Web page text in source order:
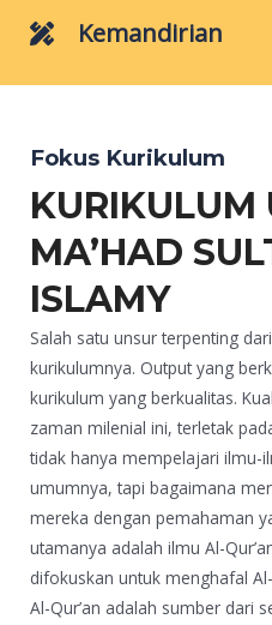
Kemandirian
Fokus Kurikulum
KURIKULUM
MA’HAD
ISLAMY
Salah satu unsur terpenting
kurikulumnya. Output yang
kurikulum yang berkualitas.
zaman milenial ini, terletak
tidak hanya mempelajari ilmu-
umumnya, tapi bagaimana
mereka dengan pemahaman
utamanya adalah ilmu Al-
difokuskan untuk menghafal
Al-Qur’an adalah sumber dari